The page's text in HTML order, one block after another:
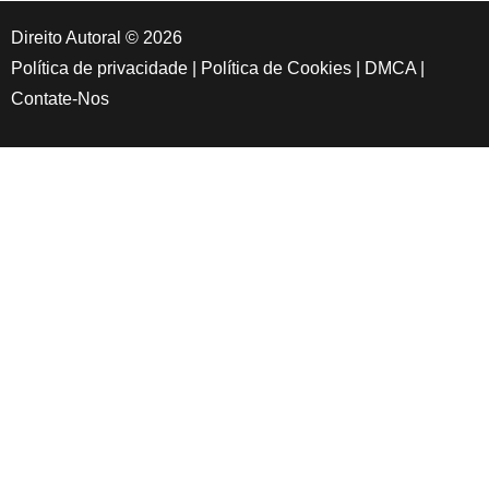
Direito Autoral © 2026
Política de privacidade
Política de Cookies DMCA
Contate-Nos